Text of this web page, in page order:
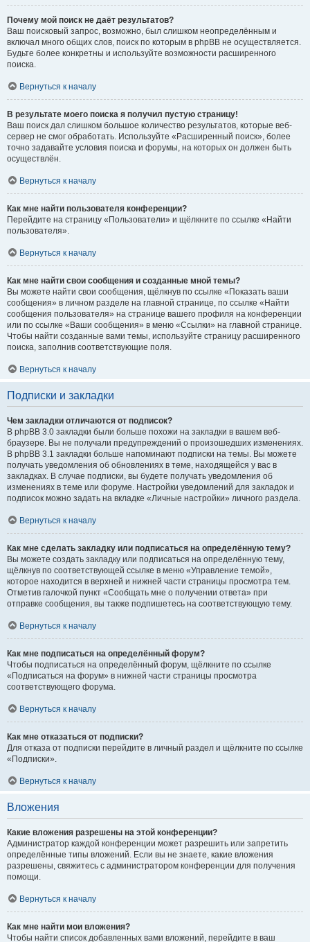
Почему мой поиск не даёт результатов?
Ваш поисковый запрос, возможно, был слишком неопределённым и
включал много общих слов, поиск по которым в phpBB не осуществляется.
Будьте более конкретны и используйте возможности расширенного
поиска.
Вернуться к началу
В результате моего поиска я получил пустую страницу!
Ваш поиск дал слишком большое количество результатов, которые веб-
сервер не смог обработать. Используйте «Расширенный поиск», более
точно задавайте условия поиска и форумы, на которых он должен быть
осуществлён.
Вернуться к началу
Как мне найти пользователя конференции?
Перейдите на страницу «Пользователи» и щёлкните по ссылке «Найти
пользователя».
Вернуться к началу
Как мне найти свои сообщения и созданные мной темы?
Вы можете найти свои сообщения, щёлкнув по ссылке «Показать ваши
сообщения» в личном разделе на главной странице, по ссылке «Найти
сообщения пользователя» на странице вашего профиля на конференции
или по ссылке «Ваши сообщения» в меню «Ссылки» на главной странице.
Чтобы найти созданные вами темы, используйте страницу расширенного
поиска, заполнив соответствующие поля.
Вернуться к началу
Подписки и закладки
Чем закладки отличаются от подписок?
В phpBB 3.0 закладки были больше похожи на закладки в вашем веб-
браузере. Вы не получали предупреждений о произошедших изменениях.
В phpBB 3.1 закладки больше напоминают подписки на темы. Вы можете
получать уведомления об обновлениях в теме, находящейся у вас в
закладках. В случае подписки, вы будете получать уведомления об
изменениях в теме или форуме. Настройки уведомлений для закладок и
подписок можно задать на вкладке «Личные настройки» личного раздела.
Вернуться к началу
Как мне сделать закладку или подписаться на определённую тему?
Вы можете создать закладку или подписаться на определённую тему,
щёлкнув по соответствующей ссылке в меню «Управление темой»,
которое находится в верхней и нижней части страницы просмотра тем.
Отметив галочкой пункт «Сообщать мне о получении ответа» при
отправке сообщения, вы также подпишетесь на соответствующую тему.
Вернуться к началу
Как мне подписаться на определённый форум?
Чтобы подписаться на определённый форум, щёлкните по ссылке
«Подписаться на форум» в нижней части страницы просмотра
соответствующего форума.
Вернуться к началу
Как мне отказаться от подписки?
Для отказа от подписки перейдите в личный раздел и щёлкните по ссылке
«Подписки».
Вернуться к началу
Вложения
Какие вложения разрешены на этой конференции?
Администратор каждой конференции может разрешить или запретить
определённые типы вложений. Если вы не знаете, какие вложения
разрешены, свяжитесь с администратором конференции для получения
помощи.
Вернуться к началу
Как мне найти мои вложения?
Чтобы найти список добавленных вами вложений, перейдите в ваш